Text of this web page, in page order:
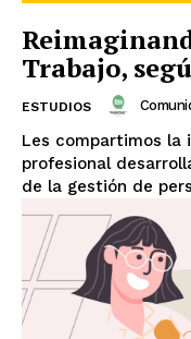
Trabajo,
ESTUDIOS
Les compartimos la
profesional
de la gestión de